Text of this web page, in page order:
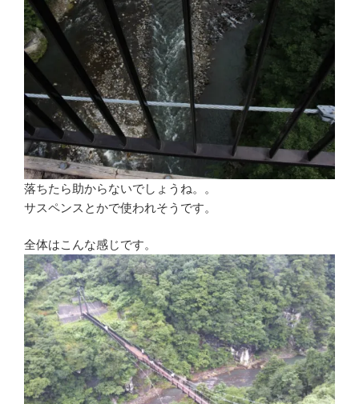
落ちたら助からないでしょうね。。
サスペンスとかで使われそうです。
全体はこんな感じです。